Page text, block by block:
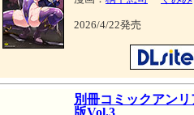
2026/4/22発売
別冊コミックアン
版Vol.3